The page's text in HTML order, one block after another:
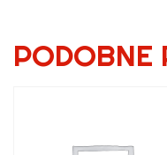
PODOBNE